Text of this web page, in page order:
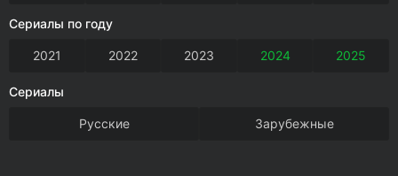
Сериалы по году
2021 2022 2023 2024 2025
Сериалы
Русские Зарубежные